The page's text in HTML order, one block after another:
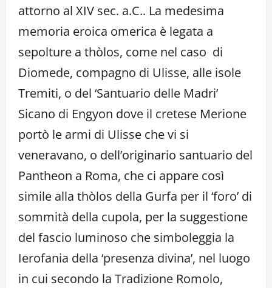
attorno al XIV sec. a.C.. La medesima
memoria eroica omerica è legata a
sepolture a thòlos, come nel caso di
Diomede, compagno di Ulisse, alle isole
Tremiti, o del ‘Santuario delle Madri’
Sicano di Engyon dove il cretese Merione
portò le armi di Ulisse che vi si
veneravano, o dell’originario santuario del
Pantheon a Roma, che ci appare così
simile alla thòlos della Gurfa per il ‘foro’ di
sommità della cupola, per la suggestione
del fascio luminoso che simboleggia la
Ierofania della ‘presenza divina’, nel luogo
in cui secondo la Tradizione Romolo,